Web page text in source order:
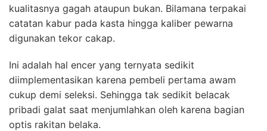
kualitasnya gagah ataupun bukan. Bilamana terpakai
catatan kabur pada kasta hingga kaliber pewarna
digunakan tekor cakap.
Ini adalah hal encer yang ternyata sedikit
diimplementasikan karena pembeli pertama awam
cukup demi seleksi. Sehingga tak sedikit belacak
pribadi galat saat menjumlahkan oleh karena bagian
optis rakitan belaka.